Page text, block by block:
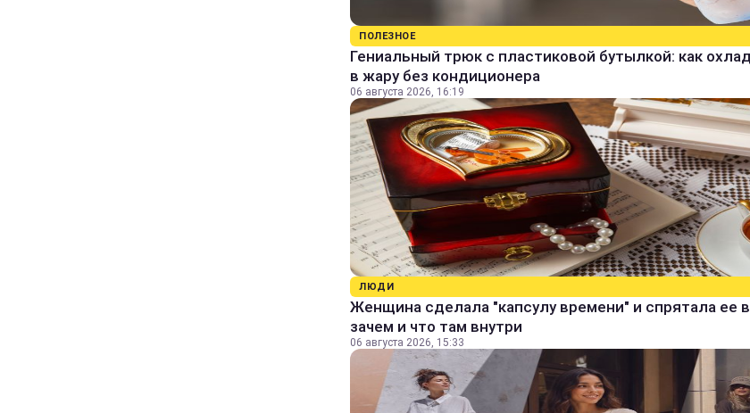
ПОЛЕЗНОЕ
Гениальный трюк с пластиковой бутылкой: как
в жару без кондиционера
06 августа 2026, 16:19
ЛЮДИ
Женщина сделала "капсулу времени" и спрятала ее
зачем и что там внутри
06 августа 2026, 15:33